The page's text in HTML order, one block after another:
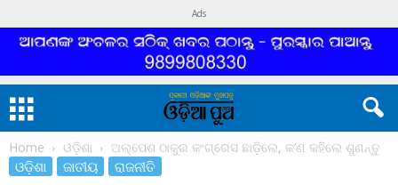
Ads
Home ଓଡ଼ିଶା ଅଲ୍ପେଶ ଠାକୁର କଂଗ୍ରେସ ଛାଡ଼ିଲେ, କ’ଣ କହିଲେ ଶୁଣନ୍ତୁ
ଓଡ଼ିଶା ଜାତୀୟ ରାଜନୀତି